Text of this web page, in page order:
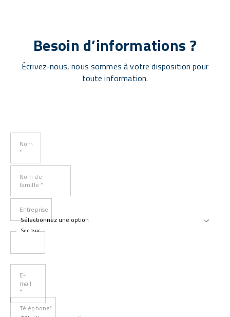
Besoin d’informations ?
Écrivez-nous, nous sommes à votre disposition pour
toute information.
Nom
*
Nom de
famille *
Entreprise
Secteur
E-
mail
*
Téléphone*